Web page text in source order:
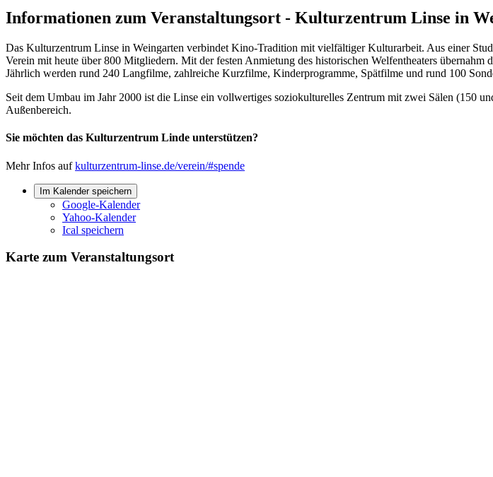
Informationen zum Veranstaltungsort - Kulturzentrum Linse in
Das Kulturzentrum Linse in Weingarten verbindet Kino-Tradition mit vielfältiger Kulturarbeit. Aus einer
Verein mit heute über 800 Mitgliedern. Mit der festen Anmietung des historischen Welfentheaters
Jährlich werden rund 240 Langfilme, zahlreiche Kurzfilme, Kinderprogramme, Spätfilme und rund 100
Seit dem Umbau im Jahr 2000 ist die Linse ein vollwertiges soziokulturelles Zentrum mit zwei Sälen (150
Außenbereich.
Sie möchten das Kulturzentrum Linde unterstützen?
Mehr Infos aufkulturzentrum-linse.de/verein/#spende
Im Kalender speichern
Google-Kalender
Yahoo-Kalender
Ical speichern
Karte zum Veranstaltungsort